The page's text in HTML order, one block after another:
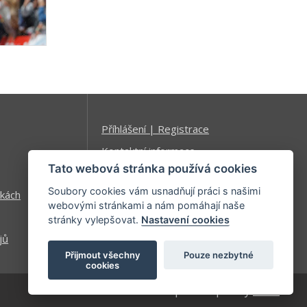
Příhlášení | Registrace
Kontaktní informace
Mapa stránek
Tato webová stránka používá cookies
Soubory cookies vám usnadňují práci s našimi
webovými stránkami a nám pomáhají naše
stránky vylepšovat. Nastavení cookies
Přijmout všechny
cookies
Pouze nezbytné